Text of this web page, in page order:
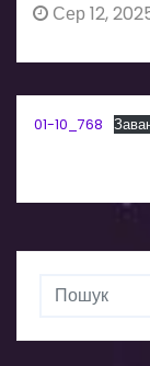
Сер 12,
01-10_768